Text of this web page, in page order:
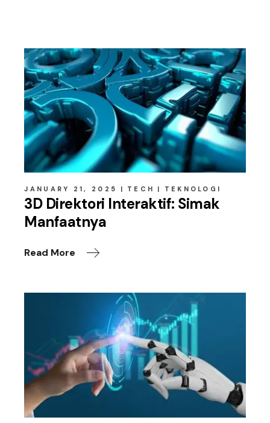
JANUARY 21, 2025 TECH TEKNOLOGI
3D Direktori Interaktif: Simak
Manfaatnya
Read More